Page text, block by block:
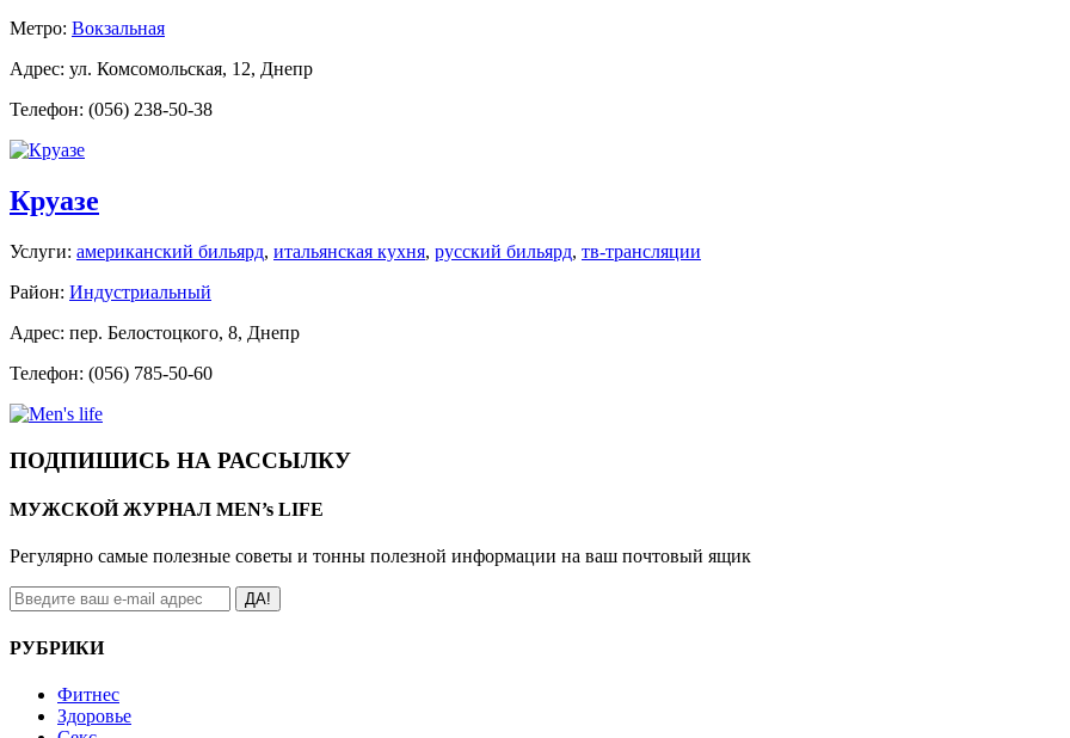
Метро: Вокзальная
Адрес: ул. Комсомольская, 12, Днепр
Телефон: (056) 238-50-38
Круазе
Услуги: американский бильярд, итальянская кухня, русский бильярд, тв-трансляции
Район: Индустриальный
Адрес: пер. Белостоцкого, 8, Днепр
Телефон: (056) 785-50-60
ПОДПИШИСЬ НА РАССЫЛКУ
МУЖСКОЙ ЖУРНАЛ MEN’s LIFE
Регулярно самые полезные советы и тонны полезной информации на ваш почтовый ящик
ДА!
РУБРИКИ
Фитнес
Здоровье